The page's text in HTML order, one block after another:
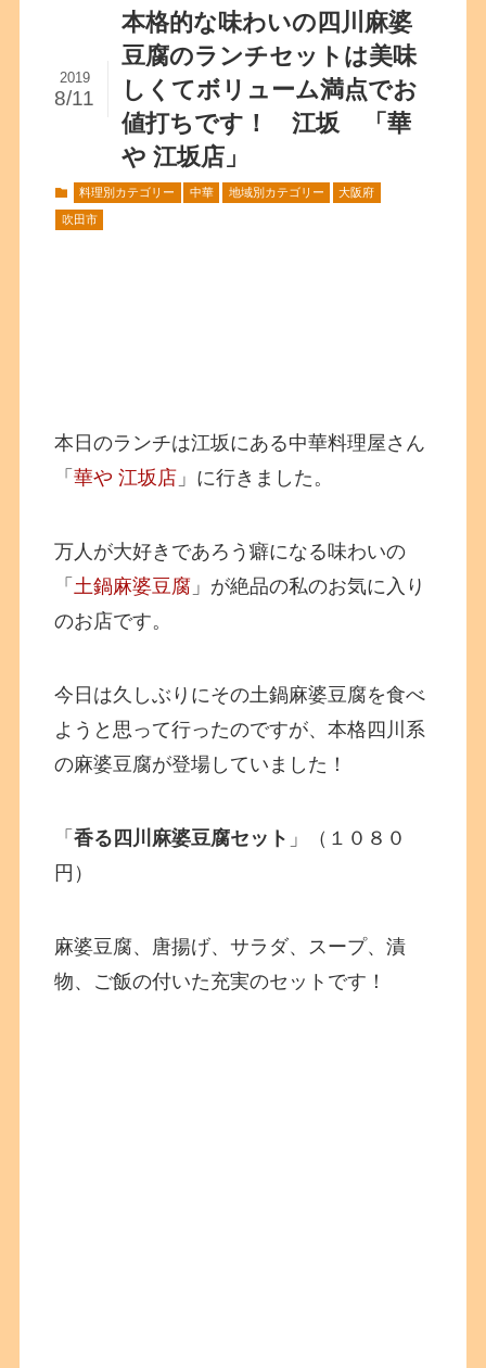
本格的な味わいの四川麻婆
豆腐のランチセットは美味
しくてボリューム満点でお
値打ちです！ 江坂 「華
や 江坂店」
2019
8/11
料理別カテゴリー 中華 地域別カテゴリー 大阪府
吹田市
本日のランチは江坂にある中華料理屋さん
「華や 江坂店 」に行きました。
万人が大好きであろう癖になる味わいの
「土鍋麻婆豆腐 」が絶品の私のお気に入り
のお店です。
今日は久しぶりにその土鍋麻婆豆腐を食べ
ようと思って行ったのですが、本格四川系
の麻婆豆腐が登場していました！
「香る四川麻婆豆腐セット 」（１０８０
円）
麻婆豆腐、唐揚げ、サラダ、スープ、漬
物、ご飯の付いた充実のセットです！